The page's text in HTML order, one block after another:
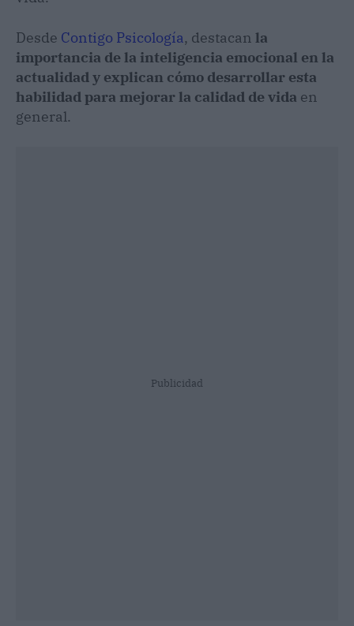
Desde Contigo Psicología, destacan la
importancia de la inteligencia emocional en la
actualidad y explican cómo desarrollar esta
habilidad para mejorar la calidad de vida en
general.
Publicidad